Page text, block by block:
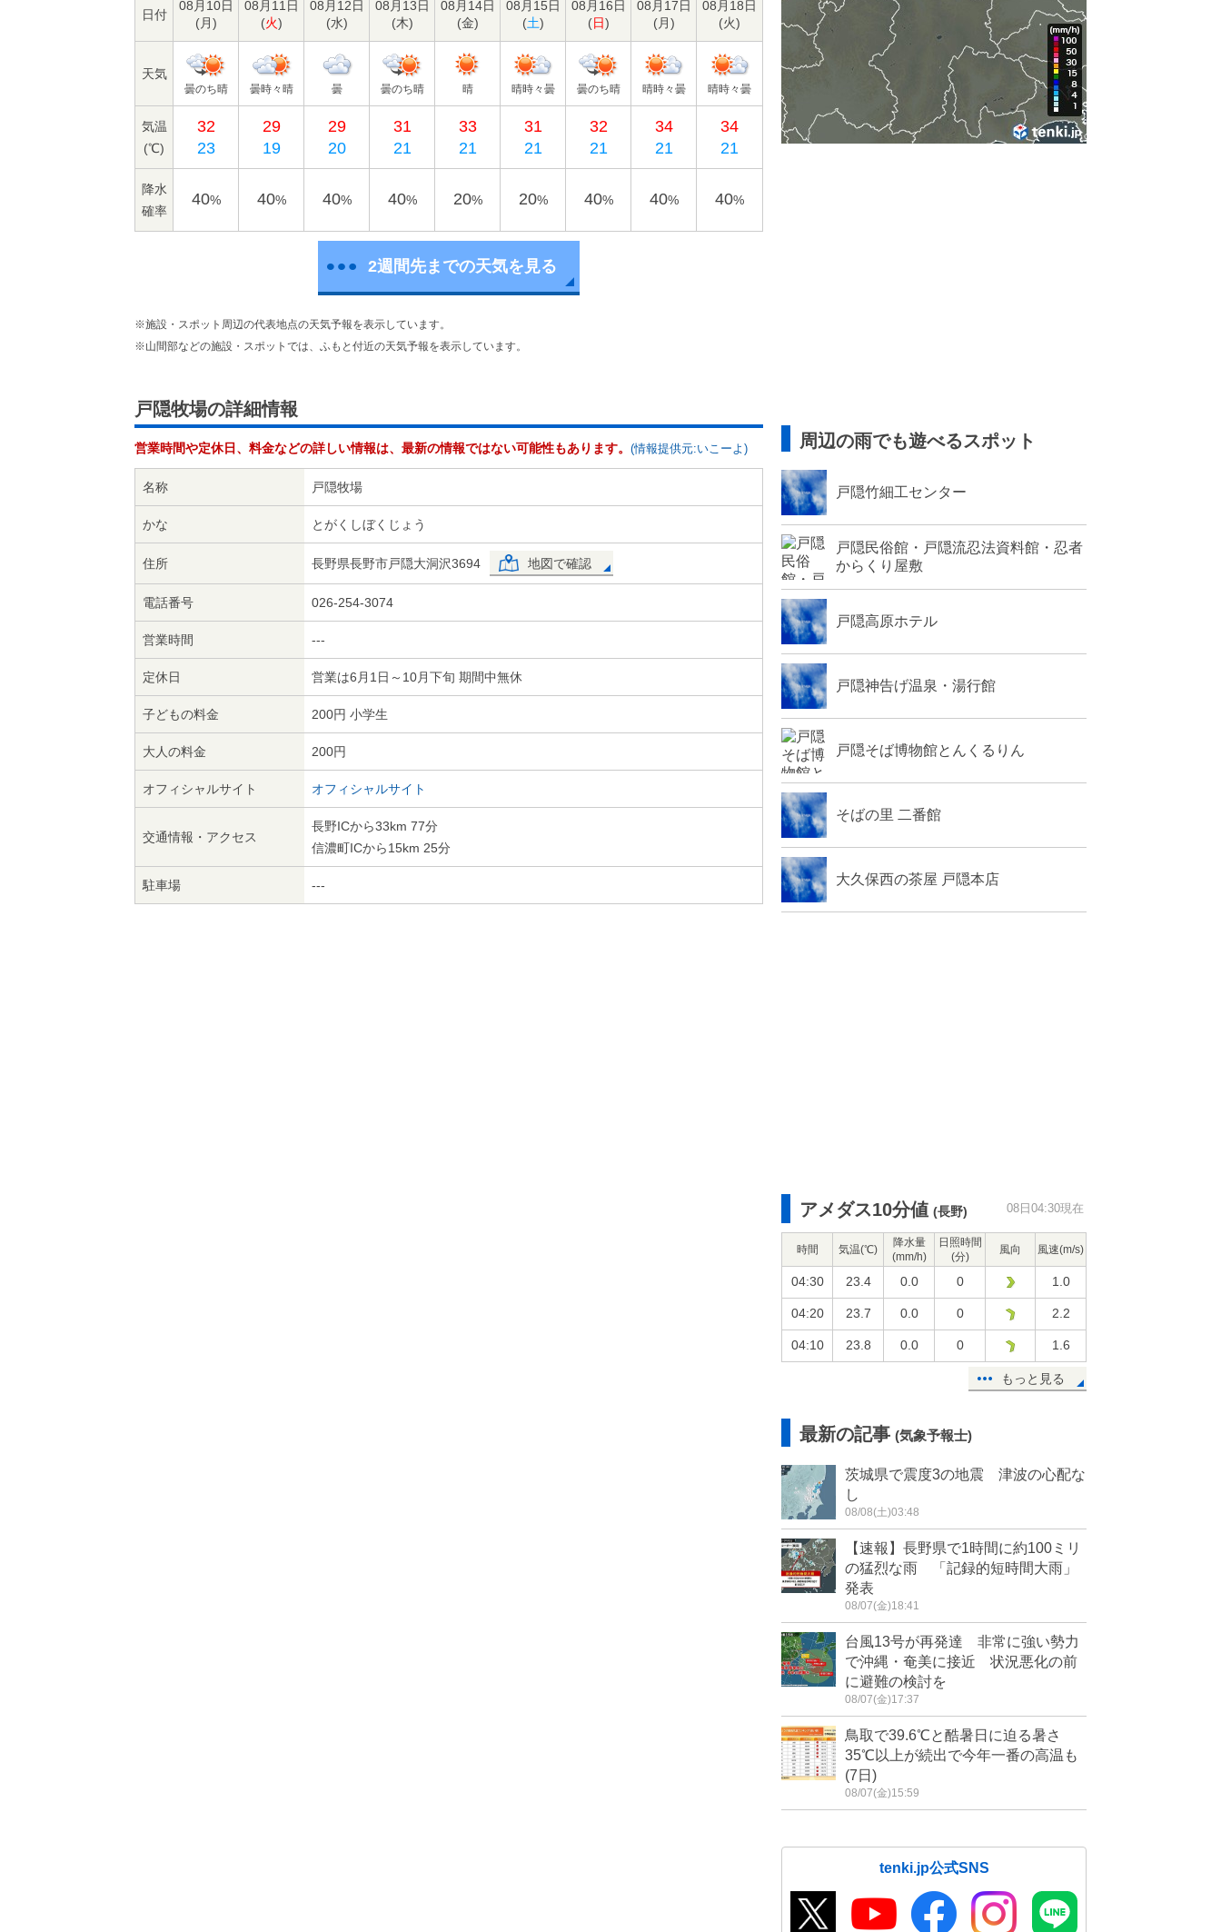
日付
08月10日
(月)
08月11日
(火)
08月12日
(水)
08月13日
(木)
08月14日
(金)
08月15日
(土)
08月16日
(日)
08月17日
(月)
08月18日
(火)
天気
曇のち晴 曇時々晴 曇 曇のち晴 晴 晴時々曇 曇のち晴 晴時々曇 晴時々曇
気温
(℃)
32
23
29
19
29
20
31
21
33
21
31
21
32
21
34
21
34
21
降水
確率
40% 40% 40% 40% 20% 20% 40% 40% 40%
2週間先までの天気を見る
※施設・スポット周辺の代表地点の天気予報を表示しています。
※山間部などの施設・スポットでは、ふもと付近の天気予報を表示しています。
戸隠牧場の詳細情報
営業時間や定休日、料金などの詳しい情報は、最新の情報ではない可能性もあります。 (情報提供元:いこーよ)
名称 戸隠牧場
かな とがくしぼくじょう
住所 長野県長野市戸隠大洞沢3694 地図で確認
電話番号 026-254-3074
営業時間 ---
定休日 営業は6月1日～10月下旬 期間中無休
子どもの料金 200円 小学生
大人の料金 200円
オフィシャルサイト オフィシャルサイト
交通情報・アクセス
長野ICから33km 77分
信濃町ICから15km 25分
駐車場 ---
周辺の雨でも遊べるスポット
戸隠竹細工センター
戸隠民俗館・戸隠流忍法資料館・忍者
からくり屋敷
戸隠高原ホテル
戸隠神告げ温泉・湯行館
戸隠そば博物館とんくるりん
そばの里 二番館
大久保西の茶屋 戸隠本店
アメダス10分値 (長野) 08日04:30現在
時間 気温(℃)
降水量
(mm/h)
日照時間
(分)
風向 風速(m/s)
04:30 23.4 0.0 0 1.0
04:20 23.7 0.0 0 2.2
04:10 23.8 0.0 0 1.6
もっと見る
最新の記事 (気象予報士)
茨城県で震度3の地震 津波の心配な
し
08/08(土)03:48
【速報】長野県で1時間に約100ミリ
の猛烈な雨 「記録的短時間大雨」
発表
08/07(金)18:41
台風13号が再発達 非常に強い勢力
で沖縄・奄美に接近 状況悪化の前
に避難の検討を
08/07(金)17:37
鳥取で39.6℃と酷暑日に迫る暑さ
35℃以上が続出で今年一番の高温も
(7日)
08/07(金)15:59
tenki.jp公式SNS